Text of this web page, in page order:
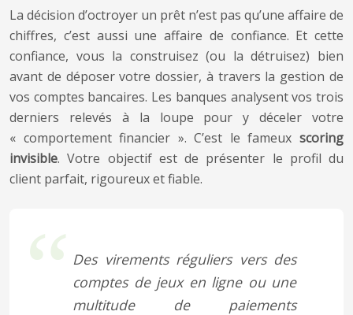
La décision d’octroyer un prêt n’est pas qu’une affaire de
chiffres, c’est aussi une affaire de confiance. Et cette
confiance, vous la construisez (ou la détruisez) bien
avant de déposer votre dossier, à travers la gestion de
vos comptes bancaires. Les banques analysent vos trois
derniers relevés à la loupe pour y déceler votre
« comportement financier ». C’est le fameux scoring
invisible. Votre objectif est de présenter le profil du
client parfait, rigoureux et fiable.
Des virements réguliers vers des
comptes de jeux en ligne ou une
multitude de paiements